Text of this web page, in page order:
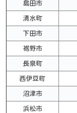
島田市
清水町
下田市
裾野市
長泉町
西伊豆町
沼津市
浜松市